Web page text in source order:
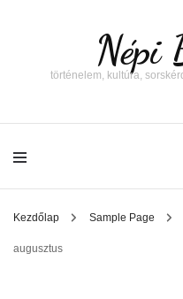
Népi
történelem, kultúra,
Kezdőlap Sample Page
augusztus